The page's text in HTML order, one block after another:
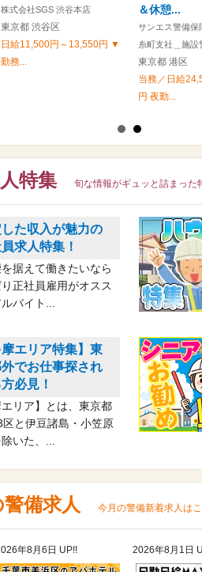
株式会社SGS 渋谷本店
東京都 渋谷区
日給11,500円～13,550円 ▼
勤務...
＆休憩...
サンエス警備保
糸町支社＿施設
東京都 港区
当務／日給
円 夜勤...
特集 旬な情報がギュッと詰まった
た収入が魅力の
求人特集！
据えて働きたいなら
正社員雇用がオスス
バイト...
摩エリア特集】東
でお仕事探され
必見！
エリア】とは、東京都
区と伊豆諸島・小笠原
いた、...
備求人 今月の警備新着求人はこ
年8月6日 UP!! 2026年8月1日